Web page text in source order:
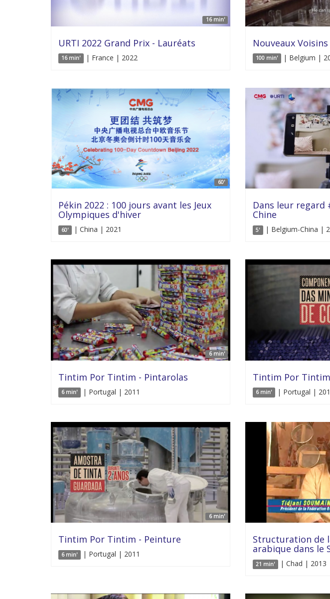
16 min'
URTI 2022 Grand Prix - Lauréats
16 min' | France | 2022
Nouveaux Voisins
100 min' | Belgium |
60'
Pékin 2022 : 100 jours avant les Jeux
Olympiques d'hiver
60' | China | 2021
Dans leur regard
Chine
5' | Belgium-China |
6 min'
Tintim Por Tintim - Pintarolas
6 min' | Portugal | 2011
Tintim Por
6 min' | Portugal |
6 min'
Tintim Por Tintim - Peinture
6 min' | Portugal | 2011
Structuration de
arabique dans le
21 min' | Chad | 2013